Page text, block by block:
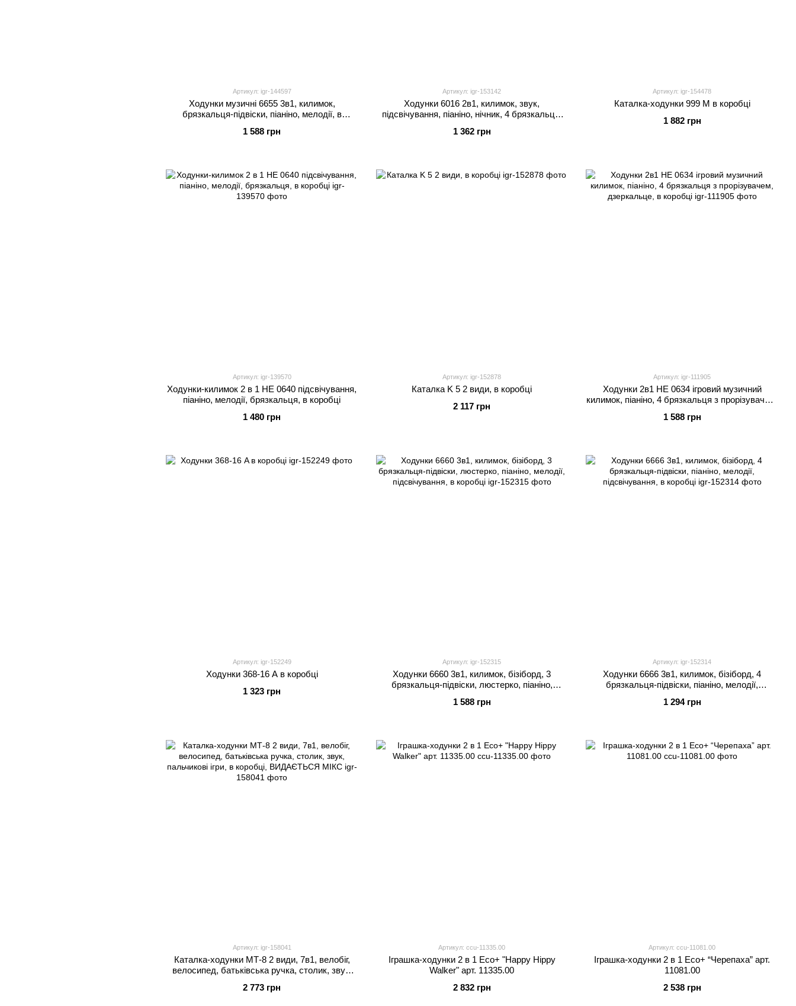
Артикул: igr-144597
Ходунки музичні 6655 3в1, килимок,
брязкальця-підвіски, піаніно, мелодії, в
1 588 грн
Артикул: igr-153142
Ходунки 6016 2в1, килимок, звук,
підсвічування, піаніно, нічник, 4 брязкальця,
коробці
1 362 грн
Артикул: igr-154478
Каталка-ходунки 999 M в коробці
1 882 грн
Артикул: igr-139570
Ходунки-килимок 2 в 1 НЕ 0640 підсвічування,
піаніно, мелодії, брязкальця, в коробці
1 480 грн
Артикул: igr-152878
Каталка K 5 2 види, в коробці
2 117 грн
Артикул: igr-111905
Ходунки 2в1 HE 0634 ігровий музичний
килимок, піаніно, 4 брязкальця з прорізувачем,
1 588 грн
Артикул: igr-152249
Ходунки 368-16 A в коробці
1 323 грн
Артикул: igr-152315
Ходунки 6660 3в1, килимок, бізіборд, 3
брязкальця-підвіски, люстерко, піаніно,
1 588 грн
Артикул: igr-152314
Ходунки 6666 3в1, килимок, бізіборд, 4
брязкальця-підвіски, піаніно, мелодії,
1 294 грн
Артикул: igr-158041
Каталка-ходунки МТ-8 2 види, 7в1, велобіг,
велосипед, батьківська ручка, столик, звук,
2 773 грн
Артикул: ccu-11335.00
Іграшка-ходунки 2 в 1 Eco+ "Happy Hippy
Walker" арт. 11335.00
2 832 грн
Артикул: ccu-11081.00
Іграшка-ходунки 2 в 1 Eco+ “Черепаха” арт.
11081.00
2 538 грн